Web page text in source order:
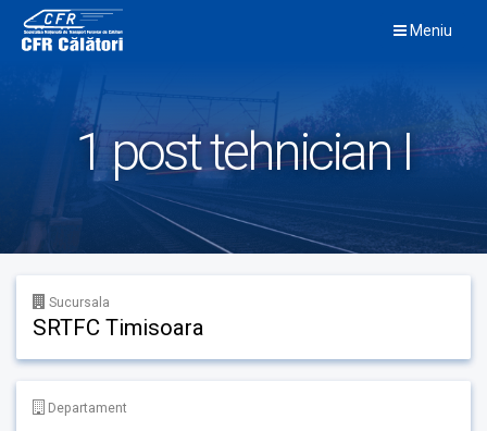
content
Meniu
1 post tehnician I
Sucursala
SRTFC Timisoara
Departament